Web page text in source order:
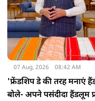
07 Aug, 2026 08:42 AM
'फ्रेंडशिप डे की तरह मनाएं
बोले- अपने पसंदीदा हैंडलूम